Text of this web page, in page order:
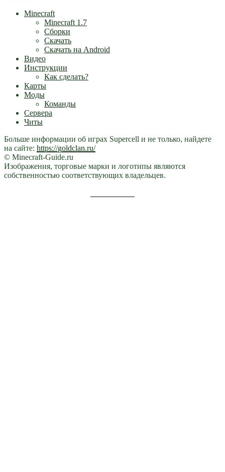
Minecraft
Minecraft 1.7
Сборки
Скачать
Скачать на Android
Видео
Инструкции
Как сделать?
Карты
Моды
Команды
Сервера
Читы
Больше информации об играх Supercell и не только, найдете
на сайте: https://goldclan.ru/
© Minecraft-Guide.ru
Изображения, торговые марки и логотипы являются
собственностью соответствующих владельцев.